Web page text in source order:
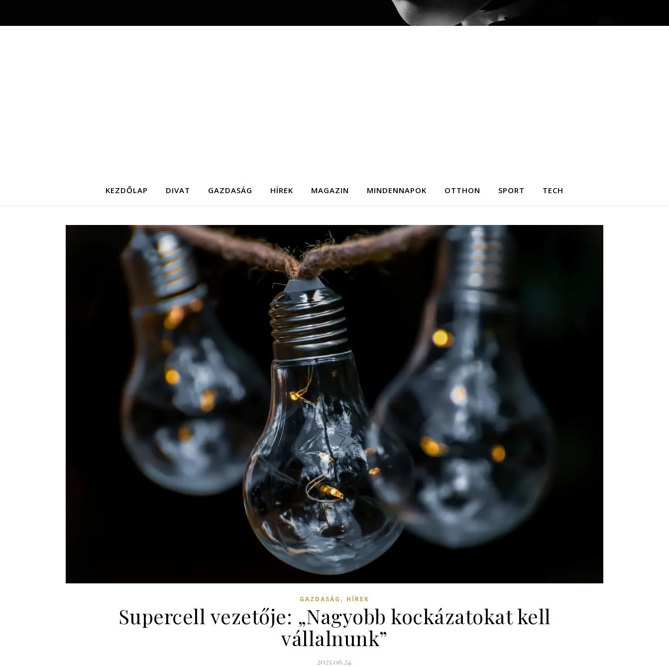
KEZDŐLAP DIVAT GAZDASÁG HÍREK MAGAZIN MINDENNAPOK OTTHON SPORT TECH
GAZDASÁG , HÍREK
Supercell vezetője: „Nagyobb kockázatokat kell
vállalnunk”
2025.06.24.